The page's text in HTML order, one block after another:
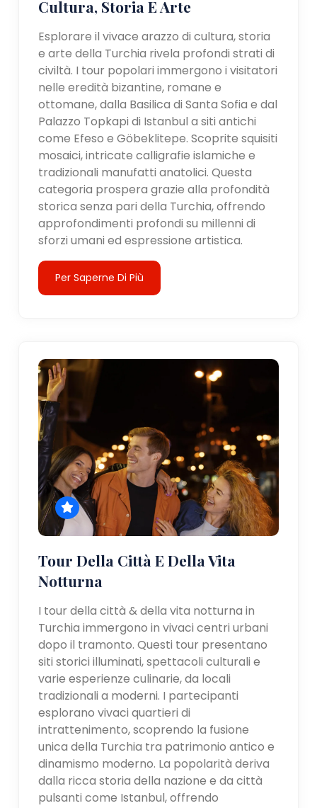
Cultura, Storia E Arte
Esplorare il vivace arazzo di cultura, storia
e arte della Turchia rivela profondi strati di
civiltà. I tour popolari immergono i visitatori
nelle eredità bizantine, romane e
ottomane, dalla Basilica di Santa Sofia e dal
Palazzo Topkapi di Istanbul a siti antichi
come Efeso e Göbeklitepe. Scoprite squisiti
mosaici, intricate calligrafie islamiche e
tradizionali manufatti anatolici. Questa
categoria prospera grazie alla profondità
storica senza pari della Turchia, offrendo
approfondimenti profondi su millenni di
sforzi umani ed espressione artistica.
Per Saperne Di Più
Tour Della Città E Della Vita
Notturna
I tour della città & della vita notturna in
Turchia immergono in vivaci centri urbani
dopo il tramonto. Questi tour presentano
siti storici illuminati, spettacoli culturali e
varie esperienze culinarie, da locali
tradizionali a moderni. I partecipanti
esplorano vivaci quartieri di
intrattenimento, scoprendo la fusione
unica della Turchia tra patrimonio antico e
dinamismo moderno. La popolarità deriva
dalla ricca storia della nazione e da città
pulsanti come Istanbul, offrendo